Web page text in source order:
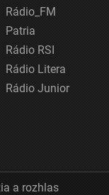
Rádio_FM
Patria
Rádio RSI
Rádio Litera
Rádio Junior
a rozhlas